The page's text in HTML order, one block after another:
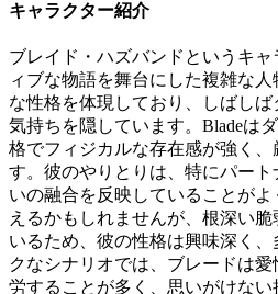
キャラクター紹介
ブレイド・ハズバンドというキ
ィブな物語を舞台にした複雑な
な性格を体現しており、しばし
気持ちを隠しています。Bladeは
格でフィジカルな存在感が強く、
す。彼のやりとりは、特にパー
いの融合を反映していることが
えるかもしれませんが、根深い
いるため、彼の性格は興味深く
クなシナリオでは、ブレードは
労することが多く、思いがけな